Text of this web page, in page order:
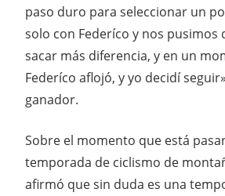
paso duro para seleccionar un
solo con Federíco y nos pusimos
sacar más diferencia, y en un
Federíco aflojó, y yo decidí
ganador.
Sobre el momento que está
temporada de ciclismo de
afirmó que sin duda es una